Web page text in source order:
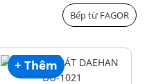
Bếp từ FAGOR
+ Thêm